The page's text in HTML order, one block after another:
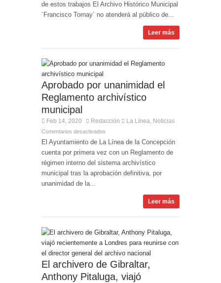
de estos trabajos El Archivo Histórico Municipal
´Francisco Tornay´ no atenderá al público de...
Leer más
Aprobado por unanimidad el
Reglamento archivístico
municipal
Feb 14, 2020 Redacción La Línea, Noticias
Comentarios desactivados
El Ayuntamiento de La Línea de la Concepción
cuenta por primera vez con un Reglamento de
régimen interno del sistema archivístico
municipal tras la aprobación definitiva, por
unanimidad de la...
Leer más
El archivero de Gibraltar,
Anthony Pitaluga, viajó